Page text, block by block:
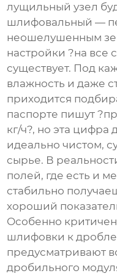
лущильный узел
шлифовальный —
неошелушенным
настройки ?на все
существует. Под
влажность и даже
приходится
паспорте пишут
кг/ч?, но эта цифра
идеально чистом,
сырье. В
полей, где есть и
стабильно
хороший
Особенно
шлифовки к
предусматривают
дробильного